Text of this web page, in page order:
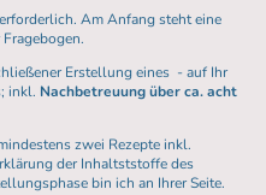
Am Anfang steht eine
Erstellung eines - auf Ihr
inkl. Nachbetreuung über ca. acht
zwei Rezepte inkl.
der Inhaltststoffe des
bin ich an Ihrer Seite.